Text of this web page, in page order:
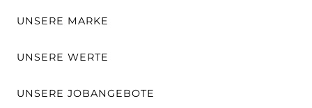
UNSERE MARKE
UNSERE WERTE
UNSERE JOBANGEBOTE